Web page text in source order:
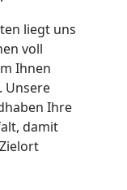
liegt uns
voll
Ihnen
Unsere
Ihre
damit